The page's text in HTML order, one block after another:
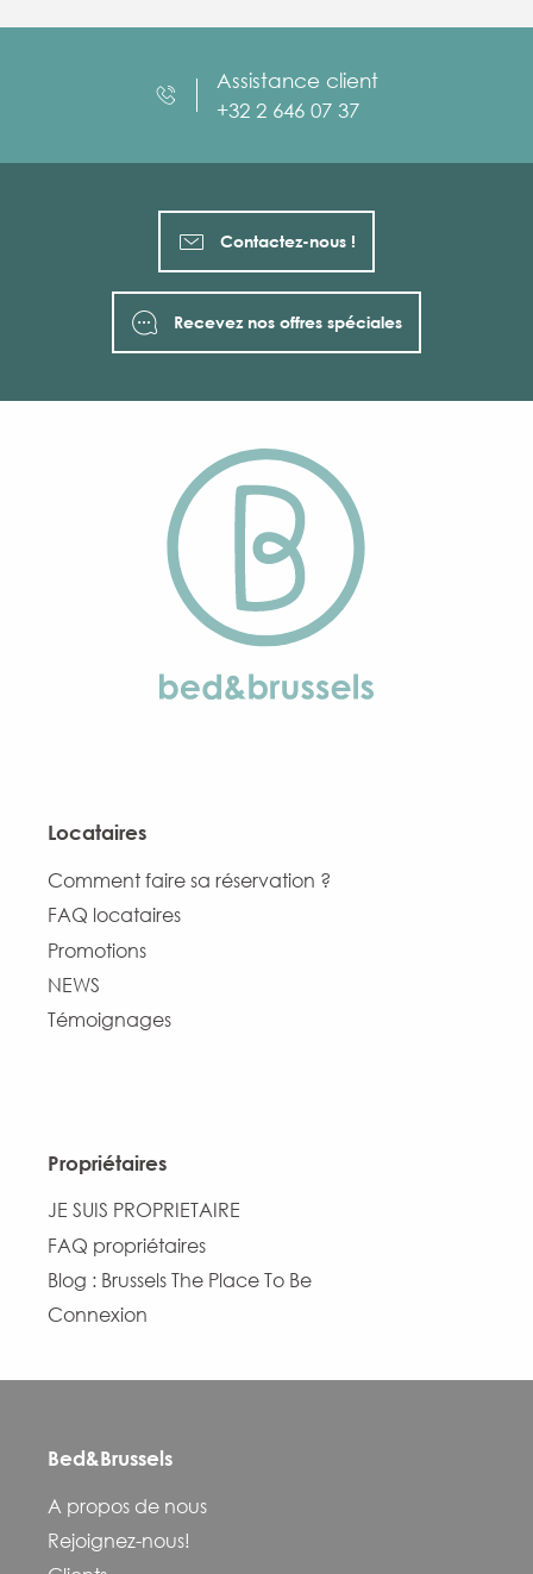
Assistance client
+32 2 646 07 37
Contactez-nous !
Recevez nos offres spéciales
Locataires
Comment faire sa réservation ?
FAQ locataires
Promotions
NEWS
Témoignages
Propriétaires
JE SUIS PROPRIETAIRE
FAQ propriétaires
Blog : Brussels The Place To Be
Connexion
Bed&Brussels
A propos de nous
Rejoignez-nous!